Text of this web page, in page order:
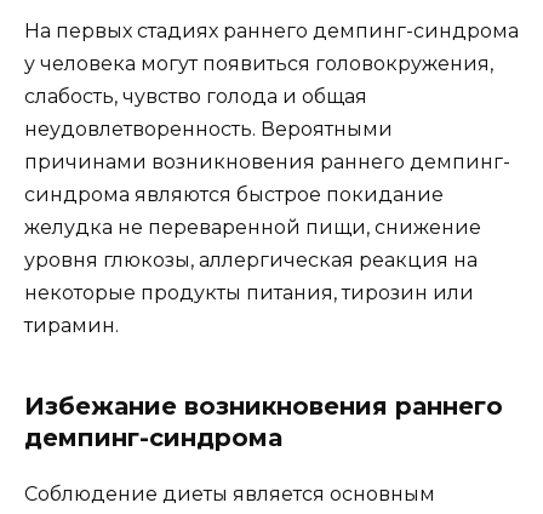
На первых стадиях раннего демпинг-синдрома
у человека могут появиться головокружения,
слабость, чувство голода и общая
неудовлетворенность. Вероятными
причинами возникновения раннего демпинг-
синдрома являются быстрое покидание
желудка не переваренной пищи, снижение
уровня глюкозы, аллергическая реакция на
некоторые продукты питания, тирозин или
тирамин.
Избежание возникновения раннего
демпинг-синдрома
Соблюдение диеты является основным